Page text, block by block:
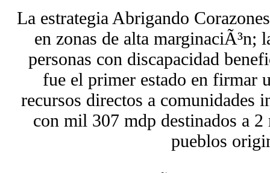
La estrategia Abrigando
en zonas de alta marginaciÃ³n;
personas con discapacidad
fue el primer estado en firmar
recursos directos a comunidades
con mil 307 mdp destinados a
pueblos